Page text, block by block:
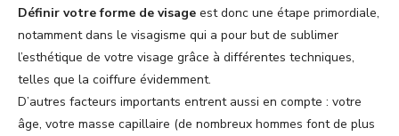
Définir votre forme de visage est donc une étape primordiale,
notamment dans le visagisme qui a pour but de sublimer
l’esthétique de votre visage grâce à différentes techniques,
telles que la coiffure évidemment.
D’autres facteurs importants entrent aussi en compte : votre
âge, votre masse capillaire (de nombreux hommes font de plus